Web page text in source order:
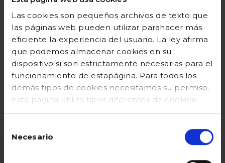
Las cookies son pequeños archivos de texto que
las páginas web pueden utilizar parahacer más
eficiente la experiencia del usuario. La ley afirma
que podemos almacenar cookies en su
dispositivo si son estrictamente necesarias para el
funcionamiento de estapágina. Para todos los
demás tipos de cookies necesitamos su permiso.
Esta página utiliza tipos diferentes de cookies.
Algunas cookies son colocadas por servicios de
cualquier momento puede cambiar o retirar su
consentimiento desde la Declaración de cookies
en nuestro sitio web. Obtenga más información
deNecesario
pagos seguros
100% confiable
familias
numerosas